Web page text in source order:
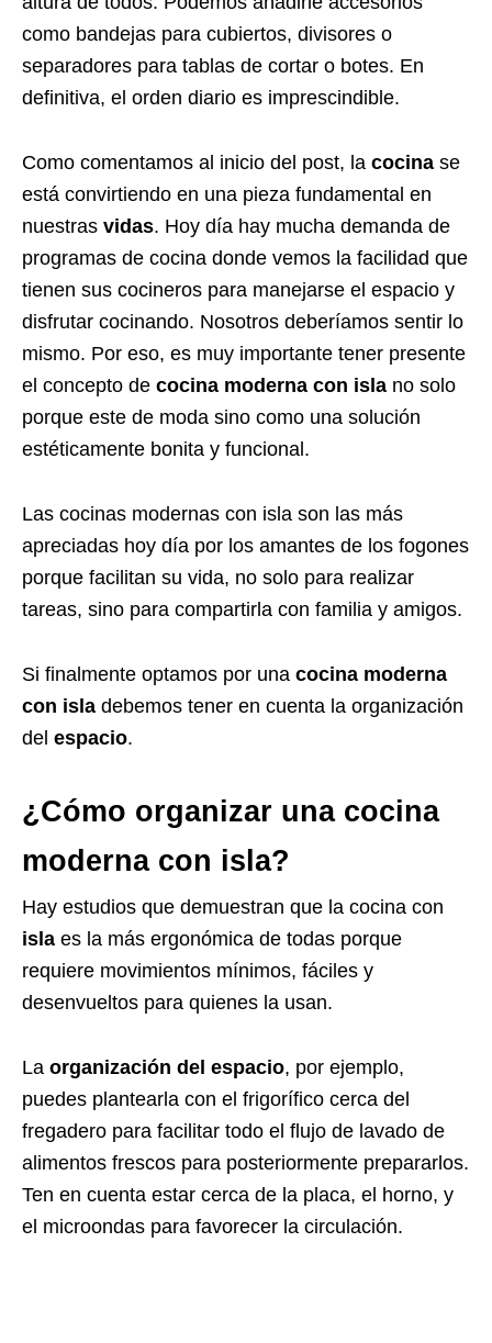
como bandejas para cubiertos, divisores o
separadores para tablas de cortar o botes. En
definitiva, el orden diario es imprescindible.
Como comentamos al inicio del post, la cocina se
está convirtiendo en una pieza fundamental en
nuestras vidas. Hoy día hay mucha demanda de
programas de cocina donde vemos la facilidad que
tienen sus cocineros para manejarse el espacio y
disfrutar cocinando. Nosotros deberíamos sentir lo
mismo. Por eso, es muy importante tener presente
el concepto de cocina moderna con isla no solo
porque este de moda sino como una solución
estéticamente bonita y funcional.
Las cocinas modernas con isla son las más
apreciadas hoy día por los amantes de los fogones
porque facilitan su vida, no solo para realizar
tareas, sino para compartirla con familia y amigos.
Si finalmente optamos por una cocina moderna
con isla debemos tener en cuenta la organización
del espacio.
¿Cómo organizar una cocina
moderna con isla?
Hay estudios que demuestran que la cocina con
isla es la más ergonómica de todas porque
requiere movimientos mínimos, fáciles y
desenvueltos para quienes la usan.
La organización del espacio, por ejemplo,
puedes plantearla con el frigorífico cerca del
fregadero para facilitar todo el flujo de lavado de
alimentos frescos para posteriormente prepararlos.
Ten en cuenta estar cerca de la placa, el horno, y
el microondas para favorecer la circulación.